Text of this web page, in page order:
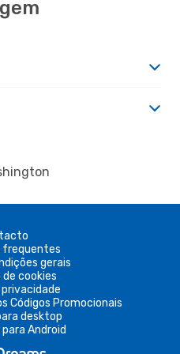
frequentes
gerais
cookies
Códigos Promocionais
desktop
Android